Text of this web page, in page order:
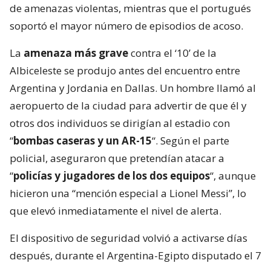
de amenazas violentas, mientras que el portugués
soportó el mayor número de episodios de acoso.
La amenaza más gravecontra el ‘10’ de la
Albiceleste se produjo antes del encuentro entre
Argentina y Jordania en Dallas. Un hombre llamó al
aeropuerto de la ciudad para advertir de que él y
otros dos individuos se dirigían al estadio con
“bombas caseras y un AR-15“. Según el parte
policial, aseguraron que pretendían atacar a
“policías y jugadores de los dos equipos“, aunque
hicieron una “mención especial a Lionel Messi”, lo
que elevó inmediatamente el nivel de alerta.
El dispositivo de seguridad volvió a activarse días
después, durante el Argentina-Egipto disputado el 7